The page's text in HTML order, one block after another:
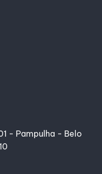
- Pampulha - Belo